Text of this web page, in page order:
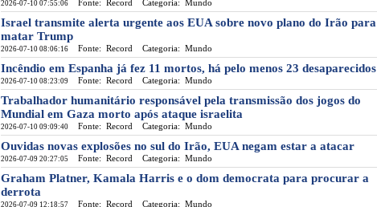
2026-07-10 07:55:06 Fonte: Record Categoria: Mundo
Israel transmite alerta urgente aos EUA sobre novo plano do Irão para
matar Trump
2026-07-10 08:06:16 Fonte: Record Categoria: Mundo
Incêndio em Espanha já fez 11 mortos, há pelo menos 23 desaparecidos
2026-07-10 08:23:09 Fonte: Record Categoria: Mundo
Trabalhador humanitário responsável pela transmissão dos jogos do
Mundial em Gaza morto após ataque israelita
2026-07-10 09:09:40 Fonte: Record Categoria: Mundo
Ouvidas novas explosões no sul do Irão, EUA negam estar a atacar
2026-07-09 20:27:05 Fonte: Record Categoria: Mundo
Graham Platner, Kamala Harris e o dom democrata para procurar a
derrota
2026-07-09 12:18:57 Fonte: Record Categoria: Mundo